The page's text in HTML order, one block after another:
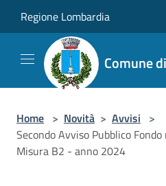
Regione Lombardia
Comune
Home > Novità > Avvisi >
Secondo Avviso Pubblico
Misura B2 - anno 2024